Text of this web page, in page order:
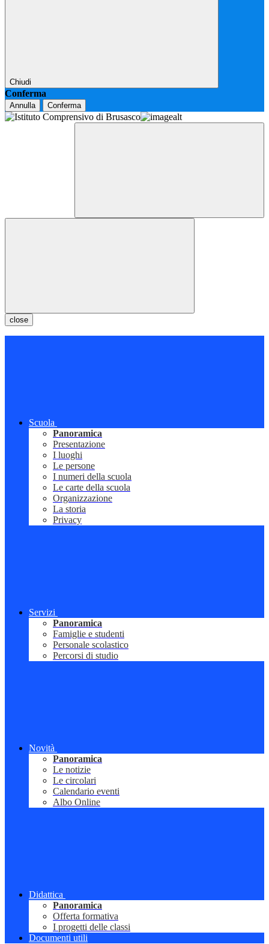
Chiudi
Conferma
Annulla Conferma
close
Scuola
Panoramica
Presentazione
I luoghi
Le persone
I numeri della scuola
Le carte della scuola
Organizzazione
La storia
Privacy
Servizi
Panoramica
Famiglie e studenti
Personale scolastico
Percorsi di studio
Novità
Panoramica
Le notizie
Le circolari
Calendario eventi
Albo Online
Didattica
Panoramica
Offerta formativa
I progetti delle classi
Documenti utili